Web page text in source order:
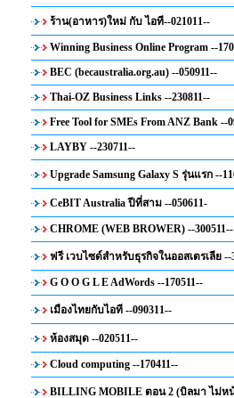
ร้าน(อาหาร)ใหม่ กับ ไอที--021011--
Winning Business Online Program --
BEC (becaustralia.org.au) --050911--
Thai-OZ Business Links --230811--
Free Tool for SMEs From ANZ Bank --
LAYBY --230711--
Upgrade Samsung Galaxy S รุ่นแรก --
CeBIT Australia ปีที่สาม --050611-
CHROME (WEB BROWER) --300511--
ฟรี เวบไซด์สำหรับธุรกิจในออสเตรเลีย --
G O O G L E AdWords --170511--
เมืองไทยกับไอที --090311--
ห้องสมุด --020511--
Cloud computing --170411--
BILLING MOBILE ตอน 2 (บิลมา ไม่หน้